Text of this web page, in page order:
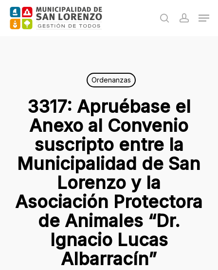
Skip
search
Ordenanzas
3317: Apruébase el
Anexo al Convenio
suscripto entre la
Municipalidad de San
Lorenzo y la
Asociación Protectora
de Animales “Dr.
Ignacio Lucas
Albarracín”